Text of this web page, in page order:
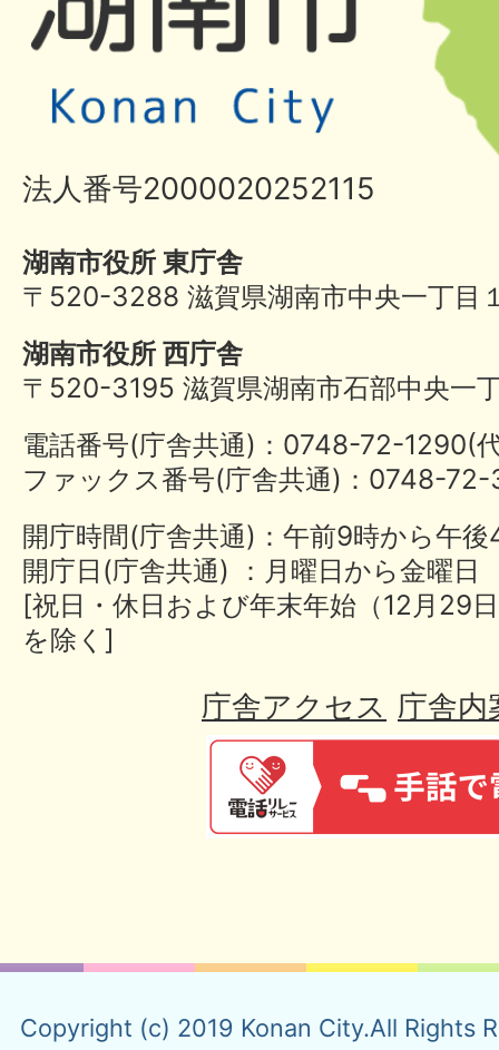
法人番号2000020252115
湖南市役所 東庁舎
〒520-3288 滋賀県湖南市中央一丁目
湖南市役所 西庁舎
〒520-3195 滋賀県湖南市石部中央一
電話番号(庁舎共通)：0748-72-
ファックス番号(庁舎共通)：0748-
開庁時間(庁舎共通)：午前9時から午
開庁日(庁舎共通) ：月曜日から金曜日
[祝日・休日および年末年始（12月29
を除く]
庁舎アクセス 庁舎内
Copyright (c) 2019 Konan City.All Rights